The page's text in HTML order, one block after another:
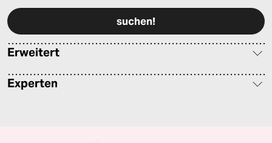
Erweitert
Experten